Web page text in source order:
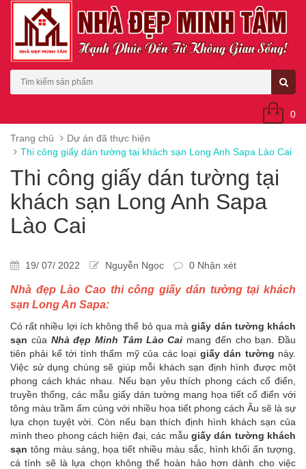
0
Trang chủ
Dự án đã thực hiện
Thi công giấy dán tường tại khách sạn Long Anh Sapa Lào Cai
Thi công giấy dán tường tại
khách sạn Long Anh Sapa
Lào Cai
19/ 07/ 2022 Nguyễn Ngọc 0 Nhận xét
Nhà đẹp Lào Cao thi công giấy dán tường tại khách
sạn Long An Sapa:
Có rất nhiều lợi ích không thể bỏ qua màgiấy dán tường khách
sạn của Nhà đẹp Minh Tâm Lào Cai mang đến cho bạn. Đầu
tiên phải kể tới tính thẩm mỹ của các loại giấy dán tường này.
Việc sử dụng chúng sẽ giúp mỗi khách sạn định hình được một
phong cách khác nhau. Nếu bạn yêu thích phong cách cổ điển,
truyền thống, các mẫu giấy dán tường mang họa tiết cổ điển với
tông màu trầm ấm cúng với nhiều họa tiết phong cách Âu sẽ là sự
lựa chọn tuyệt vời. Còn nếu bạn thích định hình khách sạn của
mình theo phong cách hiện đại, các mẫu giấy dán tường khách
sạn tông màu sáng, họa tiết nhiều màu sắc, hình khối ấn tượng,
cá tính sẽ là lựa chọn không thể hoàn hảo hơn dành cho việc